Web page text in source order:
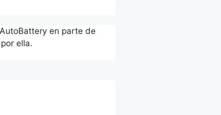
en parte de
ella.